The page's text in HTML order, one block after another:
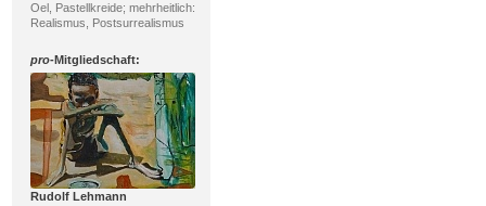
Oel, Pastellkreide; mehrheitlich:
Realismus, Postsurrealismus
pro-Mitgliedschaft:
Rudolf Lehmann